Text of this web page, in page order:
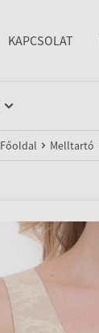
KAPCSOLAT
Főoldal Melltartó